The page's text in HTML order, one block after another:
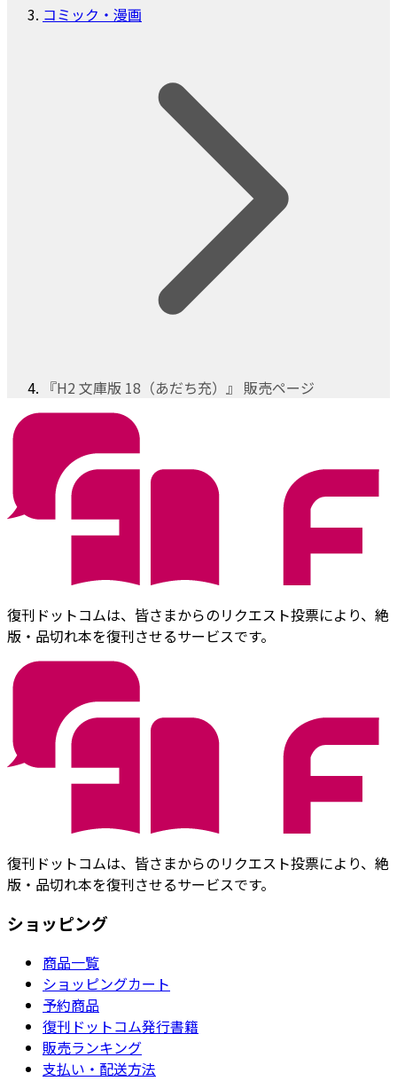
コミック・漫画
『H2 文庫版 18（あだち充）』 販売ページ
復刊ドットコムは、皆さまからのリクエスト投票により、絶
版・品切れ本を復刊させるサービスです。
復刊ドットコムは、皆さまからのリクエスト投票により、絶
版・品切れ本を復刊させるサービスです。
ショッピング
商品一覧
ショッピングカート
予約商品
復刊ドットコム発行書籍
販売ランキング
支払い・配送方法